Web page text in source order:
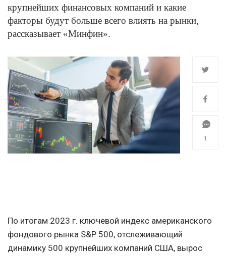
крупнейших финансовых компаний и какие
факторы будут больше всего влиять на рынки,
рассказывает «Минфин».
1
По итогам 2023 г. ключевой индекс американского
фондового рынка S&P 500, отслеживающий
динамику 500 крупнейших компаний США, вырос